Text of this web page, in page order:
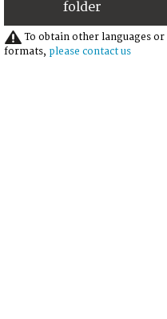
To obtain other languages or
formats, please contact us